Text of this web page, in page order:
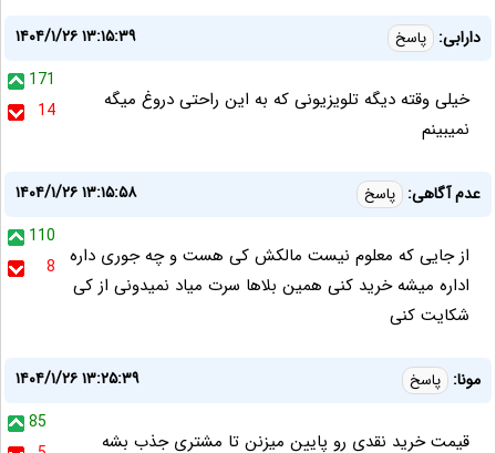
دارابی: پاسخ
۱۴۰۴/۱/۲۶ ۱۳:۱۵:۳۹
171
14
خیلی وقته دیگه تلویزیونی که به این راحتی دروغ میگه
نمیبینم
عدم آگاهی: پاسخ
۱۴۰۴/۱/۲۶ ۱۳:۱۵:۵۸
110
8
از جایی که معلوم نیست مالکش کی هست و چه جوری داره
اداره میشه خرید کنی همین بلاها سرت میاد نمیدونی از کی
شکایت کنی
مونا: پاسخ
۱۴۰۴/۱/۲۶ ۱۳:۲۵:۳۹
85
قیمت خرید نقدی رو پایین میزنن تا مشتری جذب بشه